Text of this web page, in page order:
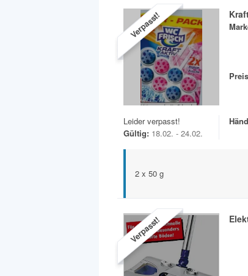
Verpasst!
Leider verpasst!
Gültig: 18.02. - 24.02.
2 x 50 g
Verpasst!